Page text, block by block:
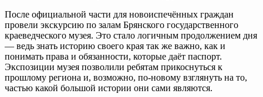
После официальной части для новоиспечённых граждан
провели экскурсию по залам Брянского государственного
краеведческого музея. Это стало логичным продолжением дня
— ведь знать историю своего края так же важно, как и
понимать права и обязанности, которые даёт паспорт.
Экспозиции музея позволили ребятам прикоснуться к
прошлому региона и, возможно, по-новому взглянуть на то,
частью какой большой истории они сами являются.